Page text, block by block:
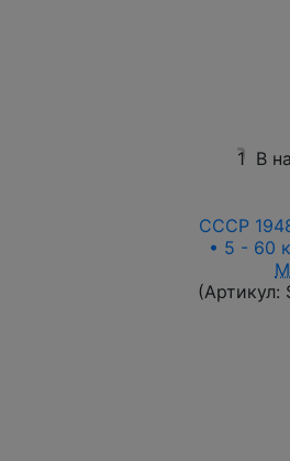
1 В
СССР
• 5 - 60
(Артикул: